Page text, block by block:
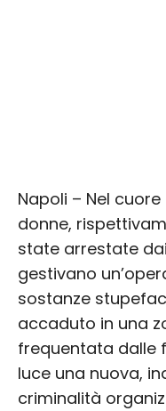
Napoli – Nel
donne,
state arrestate
gestivano
sostanze
accaduto in una
frequentata dalle
luce una nuova,
criminalità